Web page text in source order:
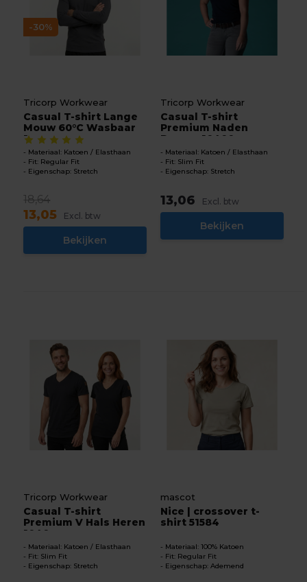
-30%
Tricorp Workwear
Casual T-shirt Lange
Mouw 60°C Wasbaar
1...
Materiaal: Katoen / Elasthaan
Fit: Regular Fit
Eigenschap: Stretch
18,64
13,05 Excl. btw
Bekijken
Tricorp Workwear
Casual T-shirt
Premium Naden
Dames 10400...
Materiaal: Katoen / Elasthaan
Fit: Slim Fit
Eigenschap: Stretch
13,06 Excl. btw
Bekijken
Tricorp Workwear
Casual T-shirt
Premium V Hals Heren
1040...
Materiaal: Katoen / Elasthaan
Fit: Slim Fit
Eigenschap: Stretch
mascot
Nice | crossover t-
shirt 51584
Materiaal: 100% Katoen
Fit: Regular Fit
Eigenschap: Ademend